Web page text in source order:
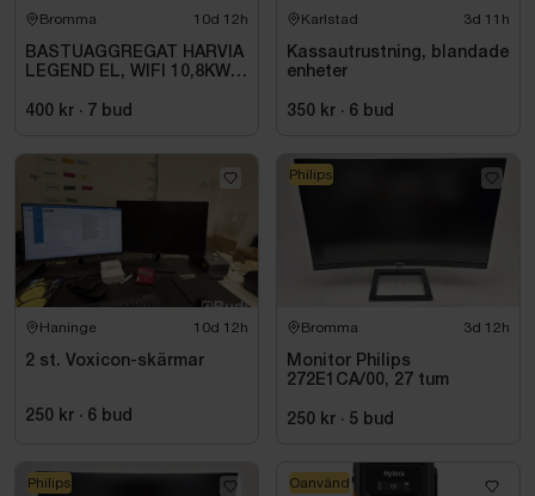
Bromma 10d 12h
BASTUAGGREGAT HARVIA
LEGEND EL, WIFI 10,8KW
400 kr · 7 bud
Karlstad 3d 11h
Kassautrustning, blandade
enheter
350 kr · 6 bud
Haninge 10d 12h
2 st. Voxicon-skärmar
250 kr · 6 bud
Bromma 3d 12h
Monitor Philips
272E1CA/00, 27 tum
250 kr · 5 bud
Philips
Philips Oanvänd